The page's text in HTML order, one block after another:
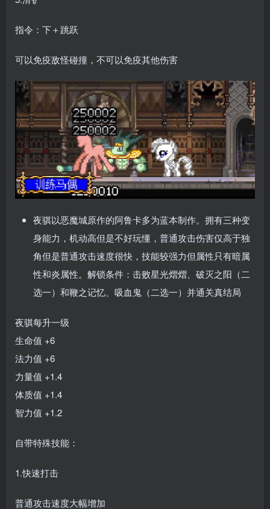
指令：下＋跳跃
可以免疫敌怪碰撞，不可以免疫其他伤害
夜骐以恶魔城原作的阿鲁卡多为蓝本制作。拥有三种变
身能力，机动高但是不好玩懂，普通攻击伤害仅高于独
角但是普通攻击速度很快，技能较强力但属性只有暗属
性和炎属性。解锁条件：击败星光熠熠、破灭之阳（二
选一）和鞭之记忆、吸血鬼（二选一）并通关真结局
夜骐每升一级
生命值 +6
法力值 +6
力量值 +1.4
体质值 +1.4
智力值 +1.2
自带特殊技能：
1.快速打击
普通攻击速度大幅增加